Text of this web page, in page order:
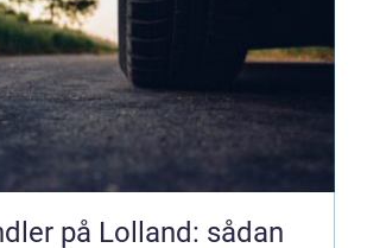
på Lolland: sådan